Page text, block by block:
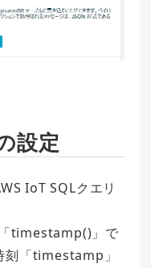
設定
IoT SQLクエリ
timestamp()」で
「timestamp」